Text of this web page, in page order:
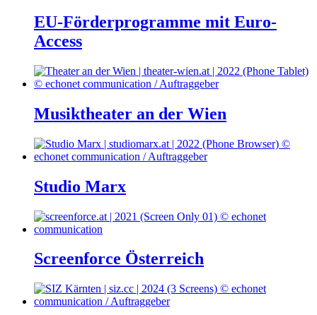
EU-Förderprogramme mit Euro-
Access
Musiktheater an der Wien
Studio Marx
Screenforce Österreich